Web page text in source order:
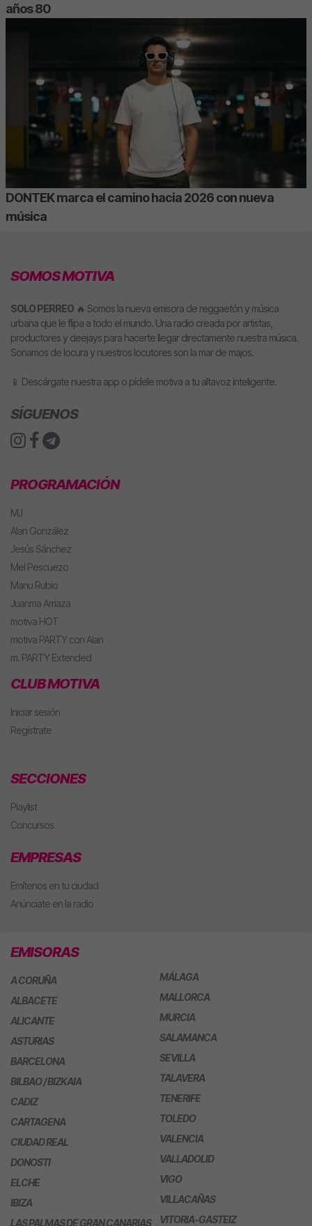
años 80
DONTEK marca el camino hacia 2026 con nueva
música
SOMOS MOTIVA
SOLO PERREO 🔥 Somos la nueva emisora de reggaetón y música
urbana que le flipa a todo el mundo. Una radio creada por artistas,
productores y deejays para hacerte llegar directamente nuestra música.
Sonamos de locura y nuestros locutores son la mar de majos.
📱 Descárgate nuestra app o pídele motiva a tu altavoz inteligente.
SÍGUENOS
PROGRAMACIÓN
MJ
Alan González
Jesús Sánchez
Mel Pescuezo
Manu Rubio
Juanma Arriaza
motiva HOT
motiva PARTY con Alan
m. PARTY Extended
CLUB MOTIVA
Iniciar sesión
Regístrate
SECCIONES
Playlist
Concursos
EMPRESAS
Emítenos en tu ciudad
Anúnciate en la radio
EMISORAS
A CORUÑA
ALBACETE
ALICANTE
ASTURIAS
BARCELONA
BILBAO / BIZKAIA
CADIZ
CARTAGENA
CIUDAD REAL
DONOSTI
ELCHE
IBIZA
LAS PALMAS DE GRAN CANARIAS
MÁLAGA
MALLORCA
MURCIA
SALAMANCA
SEVILLA
TALAVERA
TENERIFE
TOLEDO
VALENCIA
VALLADOLID
VIGO
VILLACAÑAS
VITORIA-GASTEIZ